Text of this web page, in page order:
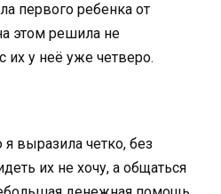
первого ребенка от
этом решила не
их у неё уже четверо.
выразила четко, без
их не хочу, а общаться